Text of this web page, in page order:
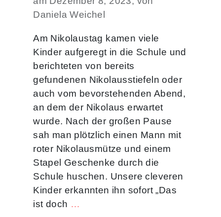
Daniela Weichel
Am Nikolaustag kamen viele
Kinder aufgeregt in die Schule und
berichteten von bereits
gefundenen Nikolausstiefeln oder
auch vom bevorstehenden Abend,
an dem der Nikolaus erwartet
wurde. Nach der großen Pause
sah man plötzlich einen Mann mit
roter Nikolausmütze und einem
Stapel Geschenke durch die
Schule huschen. Unsere cleveren
Kinder erkannten ihn sofort „Das
ist doch …